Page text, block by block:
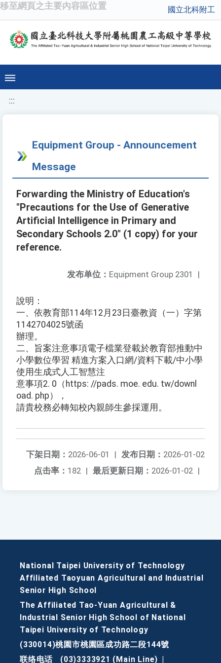
移至網頁之主要內容區位置 國立北科附工
:::
Equipment Group - Announcement
Message
Forwarding the Ministry of Education's
"Precautions for the Use of Generative
Artificial Intelligence in Primary and
Secondary Schools 2.0" (1 copy) for your
reference.
发布单位： Equipment Group 2301 |
說明：
一、依教育部114年12月23日臺教資（一）字第
1142704025號函
辦理。
二、旨案注意事項電子檔業登載於教育部推動中
小學數位學習 精進方案入口網/資料下載/中小學
使用生成式人工智慧注
意事項2. 0（https: //pads. moe. edu. tw/downl
oad. php），
請貴校務必轉知校內親師生參採運用。
发布日期： 2026-01-02
下架日期： 2026-06-01
|
最后更新日期： 2026-01-02 |
点击率： 182 |
National Taipei University of Technology
Affiliated Taoyuan Agricultural and Industrial
Senior High School
The Affiliated Tao-Yuan Agricultural &
Industrial Senior High School of National
Taipei University of Technology
(330014)桃園市桃園區成功路二段144號
联络电话
(03)3333921 (Main Line)